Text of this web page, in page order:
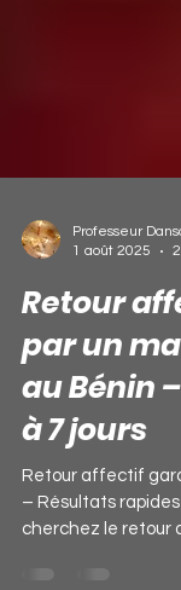
Professeur
1 août 2025
Retour
par un
au Bénin
à 7 jours